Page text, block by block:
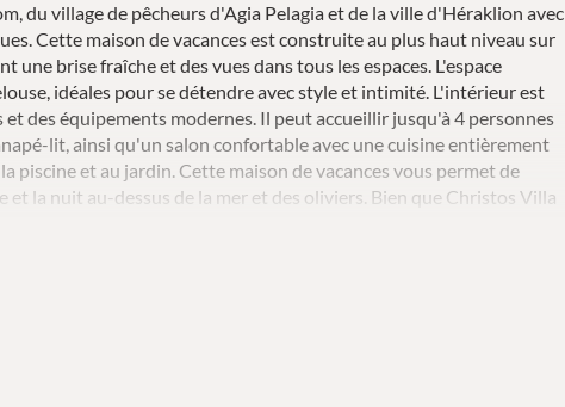
du village de pêcheurs d'Agia Pelagia et de la ville d'Héraklion avec
Cette maison de vacances est construite au plus haut niveau sur
une brise fraîche et des vues dans tous les espaces. L'espace
idéales pour se détendre avec style et intimité. L'intérieur est
des équipements modernes. Il peut accueillir jusqu'à 4 personnes
lit, ainsi qu'un salon confortable avec une cuisine entièrement
piscine et au jardin. Cette maison de vacances vous permet de
la nuit au-dessus de la mer et des oliviers. Bien que Christos Villa
soleil et des soirées de coucher de soleil loin des yeux indiscrets.